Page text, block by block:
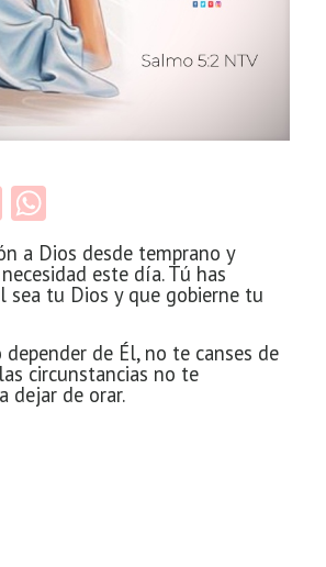
Pinterest
WhatsApp
a Dios desde temprano y
este día. Tú has
sea tu Dios y que gobierne tu
depender de Él, no te canses de
circunstancias no te
dejar de orar.